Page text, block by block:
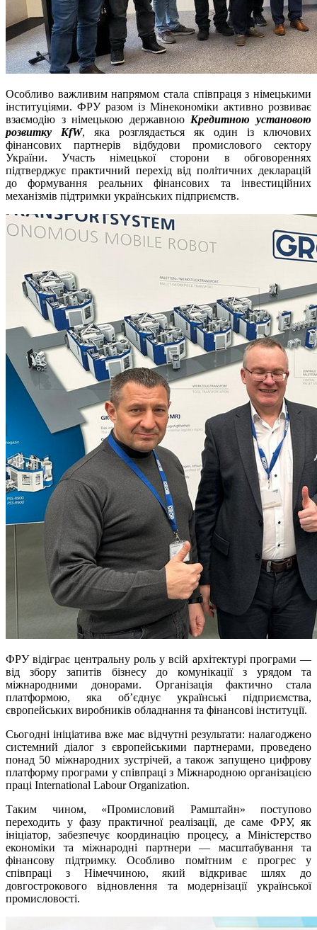
Особливо важливим напрямом стала співпраця з німецькими
інституціями. ФРУ разом із Мінекономіки активно розвиває
взаємодію з німецькою державною Кредитною установою
розвитку KfW, яка розглядається як один із ключових
фінансових партнерів відбудови промислового сектору
України. Участь німецької сторони в обговореннях
підтверджує практичний перехід від політичних декларацій
до формування реальних фінансових та інвестиційних
механізмів підтримки українських підприємств.
ФРУ відіграє центральну роль у всій архітектурі програми —
від збору запитів бізнесу до комунікації з урядом та
міжнародними донорами. Організація фактично стала
платформою, яка об’єднує українські підприємства,
європейських виробників обладнання та фінансові інституції.
Сьогодні ініціатива вже має відчутні результати: налагоджено
системний діалог з європейськими партнерами, проведено
понад 50 міжнародних зустрічей, а також запущено цифрову
платформу програми у співпраці з Міжнародною організацією
праці International Labour Organization.
Таким чином, «Промисловий Рамштайн» поступово
переходить у фазу практичної реалізації, де саме ФРУ, як
ініціатор, забезпечує координацію процесу, а Міністерство
економіки та міжнародні партнери — масштабування та
фінансову підтримку. Особливо помітним є прогрес у
співпраці з Німеччиною, який відкриває шлях до
довгострокового відновлення та модернізації української
промисловості.